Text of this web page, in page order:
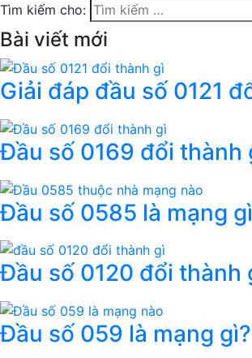
Tìm kiếm cho:
Bài viết mới
Giải đáp đầu số 0121
Đầu số 0169 đổi thành
Đầu số 0585 là mạng
Đầu số 0120 đổi thành
Đầu số 059 là mạng